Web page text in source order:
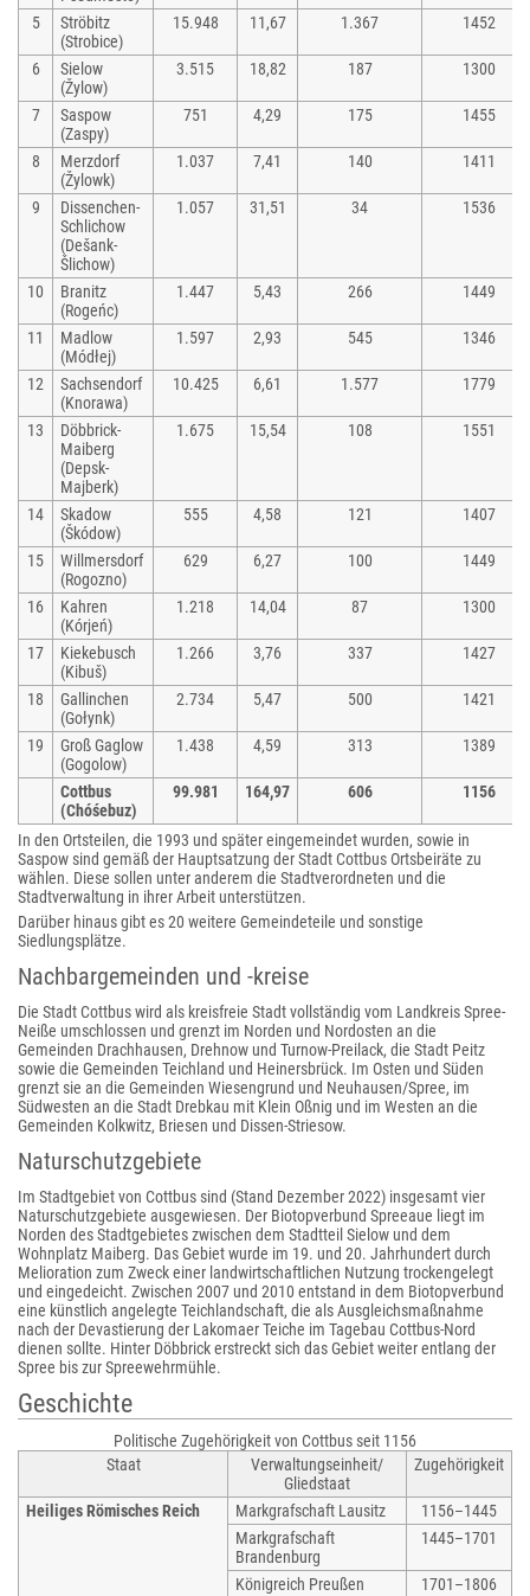
5
Ströbitz
(Strobice)
15.948 11,67 1.367 1452
6
Sielow
(Žylow)
3.515 18,82 187 1300
7
Saspow
(Zaspy)
751 4,29 175 1455
8
Merzdorf
(Žylowk)
1.037 7,41 140 1411
9
Dissenchen-
Schlichow
(Dešank-
Šlichow)
1.057 31,51 34 1536
10
Branitz
(Rogeńc)
1.447 5,43 266 1449
11
Madlow
(Módłej)
1.597 2,93 545 1346
12
Sachsendorf
(Knorawa)
10.425 6,61 1.577 1779
13
Döbbrick-
Maiberg
(Depsk-
Majberk)
1.675 15,54 108 1551
14
Skadow
(Škódow)
555 4,58 121 1407
15
Willmersdorf
(Rogozno)
629 6,27 100 1449
16
Kahren
(Kórjeń)
1.218 14,04 87 1300
17
Kiekebusch
(Kibuš)
1.266 3,76 337 1427
18
Gallinchen
(Gołynk)
2.734 5,47 500 1421
19
Groß Gaglow
(Gogolow)
1.438 4,59 313 1389
Cottbus
(Chóśebuz)
99.981 164,97 606 1156
In den Ortsteilen, die 1993 und später eingemeindet wurden, sowie in
Saspow sind gemäß der Hauptsatzung der Stadt Cottbus Ortsbeiräte zu
wählen. Diese sollen unter anderem die Stadtverordneten und die
Stadtverwaltung in ihrer Arbeit unterstützen.
Darüber hinaus gibt es 20 weitere Gemeindeteile und sonstige
Siedlungsplätze.
Nachbargemeinden und -kreise
Die Stadt Cottbus wird als kreisfreie Stadt vollständig vom Landkreis Spree-
Neiße umschlossen und grenzt im Norden und Nordosten an die
Gemeinden Drachhausen, Drehnow und Turnow-Preilack, die Stadt Peitz
sowie die Gemeinden Teichland und Heinersbrück. Im Osten und Süden
grenzt sie an die Gemeinden Wiesengrund und Neuhausen/Spree, im
Südwesten an die Stadt Drebkau mit Klein Oßnig und im Westen an die
Gemeinden Kolkwitz, Briesen und Dissen-Striesow.
Naturschutzgebiete
Im Stadtgebiet von Cottbus sind (Stand Dezember 2022) insgesamt vier
Naturschutzgebiete ausgewiesen. Der Biotopverbund Spreeaue liegt im
Norden des Stadtgebietes zwischen dem Stadtteil Sielow und dem
Wohnplatz Maiberg. Das Gebiet wurde im 19. und 20. Jahrhundert durch
Melioration zum Zweck einer landwirtschaftlichen Nutzung trockengelegt
und eingedeicht. Zwischen 2007 und 2010 entstand in dem Biotopverbund
eine künstlich angelegte Teichlandschaft, die als Ausgleichsmaßnahme
nach der Devastierung der Lakomaer Teiche im Tagebau Cottbus-Nord
dienen sollte. Hinter Döbbrick erstreckt sich das Gebiet weiter entlang der
Spree bis zur Spreewehrmühle.
Geschichte
Politische Zugehörigkeit von Cottbus seit 1156
Staat
Verwaltungseinheit/
Gliedstaat
Zugehörigkeit
Heiliges Römisches Reich Markgrafschaft Lausitz
1156–1445
Markgrafschaft
Brandenburg
1445–1701
Königreich Preußen
1701–1806